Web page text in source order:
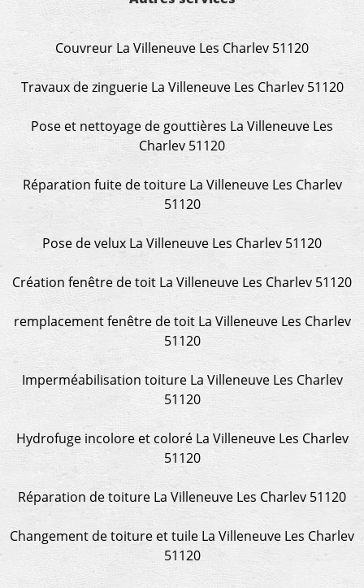
Couvreur La Villeneuve Les Charlev 51120
Travaux de zinguerie La Villeneuve Les Charlev 51120
Pose et nettoyage de gouttières La Villeneuve Les
Charlev 51120
Réparation fuite de toiture La Villeneuve Les Charlev
51120
Pose de velux La Villeneuve Les Charlev 51120
Création fenêtre de toit La Villeneuve Les Charlev 51120
remplacement fenêtre de toit La Villeneuve Les Charlev
51120
Imperméabilisation toiture La Villeneuve Les Charlev
51120
Hydrofuge incolore et coloré La Villeneuve Les Charlev
51120
Réparation de toiture La Villeneuve Les Charlev 51120
Changement de toiture et tuile La Villeneuve Les Charlev
51120